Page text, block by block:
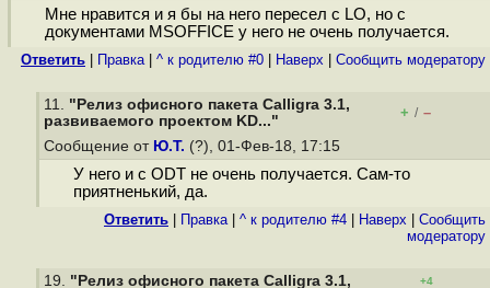
Мне нравится и я бы на него пересел с LO, но с
документами MSOFFICE у него не очень получается.
Ответить Правка| ^ к родителю #0 Наверх Cообщить модератору
11. "Релиз офисного пакета Calligra 3.1,
развиваемого проектом KD..."
+ / –
Сообщение от Ю.Т. (?), 01-Фев-18, 17:15
У него и с ODT не очень получается. Сам-то
приятненький, да.
Ответить Правка| ^ к родителю #4 Наверх
Cообщить
модератору
19. "Релиз офисного пакета Calligra 3.1,
+4